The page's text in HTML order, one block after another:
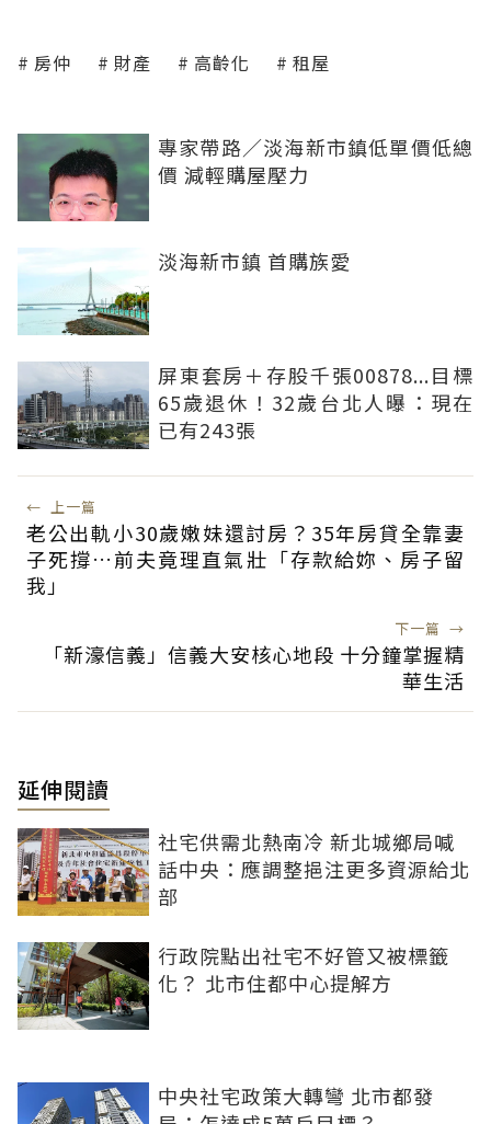
房仲 財產 高齡化 租屋
專家帶路／淡海新市鎮低單價低總
價 減輕購屋壓力
淡海新市鎮 首購族愛
屏東套房＋存股千張00878...目標
65歲退休！32歲台北人曝：現在
已有243張
← 上一篇
老公出軌小30歲嫩妹還討房？35年房貸全靠妻
子死撐…前夫竟理直氣壯「存款給妳、房子留
我」
下一篇 →
「新濠信義」信義大安核心地段 十分鐘掌握精
華生活
延伸閱讀
社宅供需北熱南冷 新北城鄉局喊
話中央：應調整挹注更多資源給北
部
行政院點出社宅不好管又被標籤
化？ 北市住都中心提解方
中央社宅政策大轉彎 北市都發